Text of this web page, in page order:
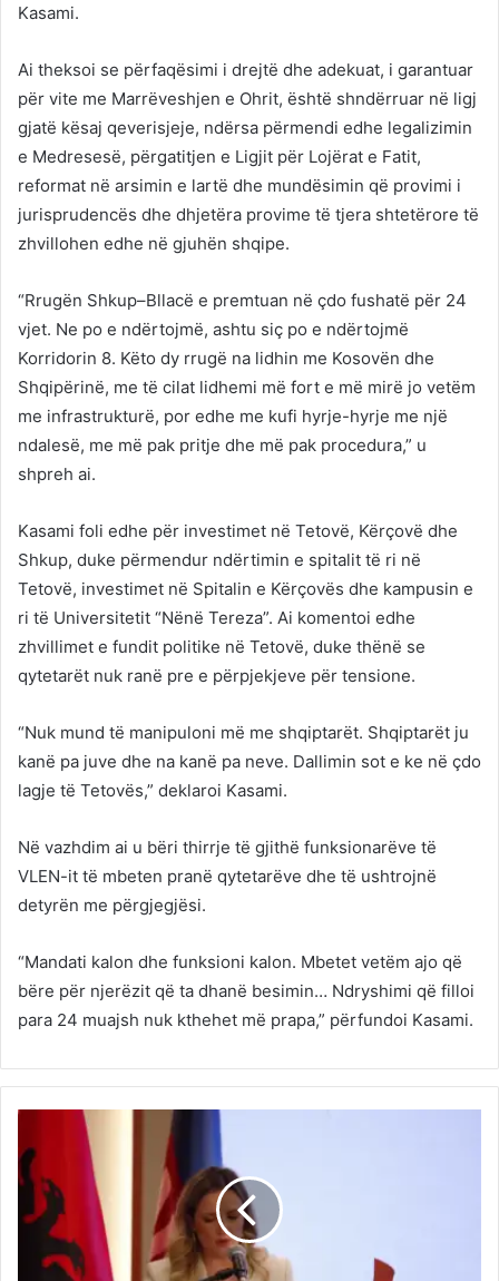
Kasami.
Ai theksoi se përfaqësimi i drejtë dhe adekuat, i garantuar
për vite me Marrëveshjen e Ohrit, është shndërruar në ligj
gjatë kësaj qeverisjeje, ndërsa përmendi edhe legalizimin
e Medresesë, përgatitjen e Ligjit për Lojërat e Fatit,
reformat në arsimin e lartë dhe mundësimin që provimi i
jurisprudencës dhe dhjetëra provime të tjera shtetërore të
zhvillohen edhe në gjuhën shqipe.
“Rrugën Shkup–Bllacë e premtuan në çdo fushatë për 24
vjet. Ne po e ndërtojmë, ashtu siç po e ndërtojmë
Korridorin 8. Këto dy rrugë na lidhin me Kosovën dhe
Shqipërinë, me të cilat lidhemi më fort e më mirë jo vetëm
me infrastrukturë, por edhe me kufi hyrje-hyrje me një
ndalesë, me më pak pritje dhe më pak procedura,” u
shpreh ai.
Kasami foli edhe për investimet në Tetovë, Kërçovë dhe
Shkup, duke përmendur ndërtimin e spitalit të ri në
Tetovë, investimet në Spitalin e Kërçovës dhe kampusin e
ri të Universitetit “Nënë Tereza”. Ai komentoi edhe
zhvillimet e fundit politike në Tetovë, duke thënë se
qytetarët nuk ranë pre e përpjekjeve për tensione.
“Nuk mund të manipuloni më me shqiptarët. Shqiptarët ju
kanë pa juve dhe na kanë pa neve. Dallimin sot e ke në çdo
lagje të Tetovës,” deklaroi Kasami.
Në vazhdim ai u bëri thirrje të gjithë funksionarëve të
VLEN-it të mbeten pranë qytetarëve dhe të ushtrojnë
detyrën me përgjegjësi.
“Mandati kalon dhe funksioni kalon. Mbetet vetëm ajo që
bëre për njerëzit që ta dhanë besimin… Ndryshimi që filloi
para 24 muajsh nuk kthehet më prapa,” përfundoi Kasami.